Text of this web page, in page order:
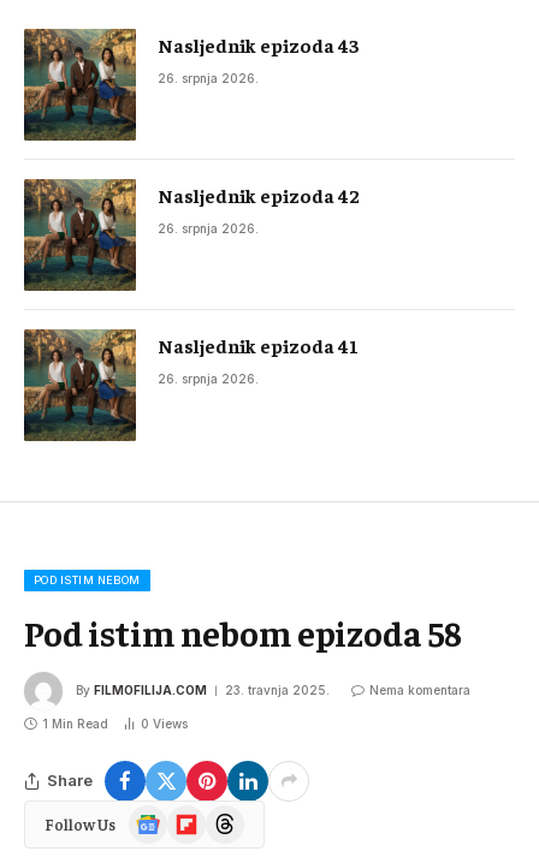
Nasljednik epizoda 43
26. srpnja 2026.
Nasljednik epizoda 42
26. srpnja 2026.
Nasljednik epizoda 41
26. srpnja 2026.
POD ISTIM NEBOM
Pod istim nebom epizoda 58
By FILMOFILIJA.COM 23. travnja 2025. Nema komentara
1 Min Read 0 Views
Share
Follow Us
Google
News
FlipboardThreads